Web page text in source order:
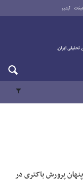
آرشیو
پرورش باکتری در